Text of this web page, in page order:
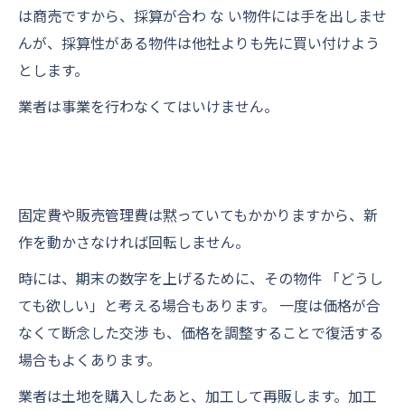
は商売ですから、採算が合わ な い物件には手を出しませ
んが、採算性がある物件は他社よりも先に買い付けよう
とします。
業者は事業を行わなくてはいけません。
固定費や販売管理費は黙っていてもかかりますから、新
作を動かさなければ回転しません。
時には、期末の数字を上げるために、その物件 「どうし
ても欲しい」と考える場合もあります。 一度は価格が合
なくて断念した交渉 も、価格を調整することで復活する
場合もよくあります。
業者は土地を購入したあと、加工して再販します。加工